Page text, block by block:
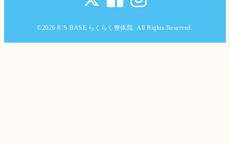
©2026R’S BASE らくらく整体院. All Rights Reserved.